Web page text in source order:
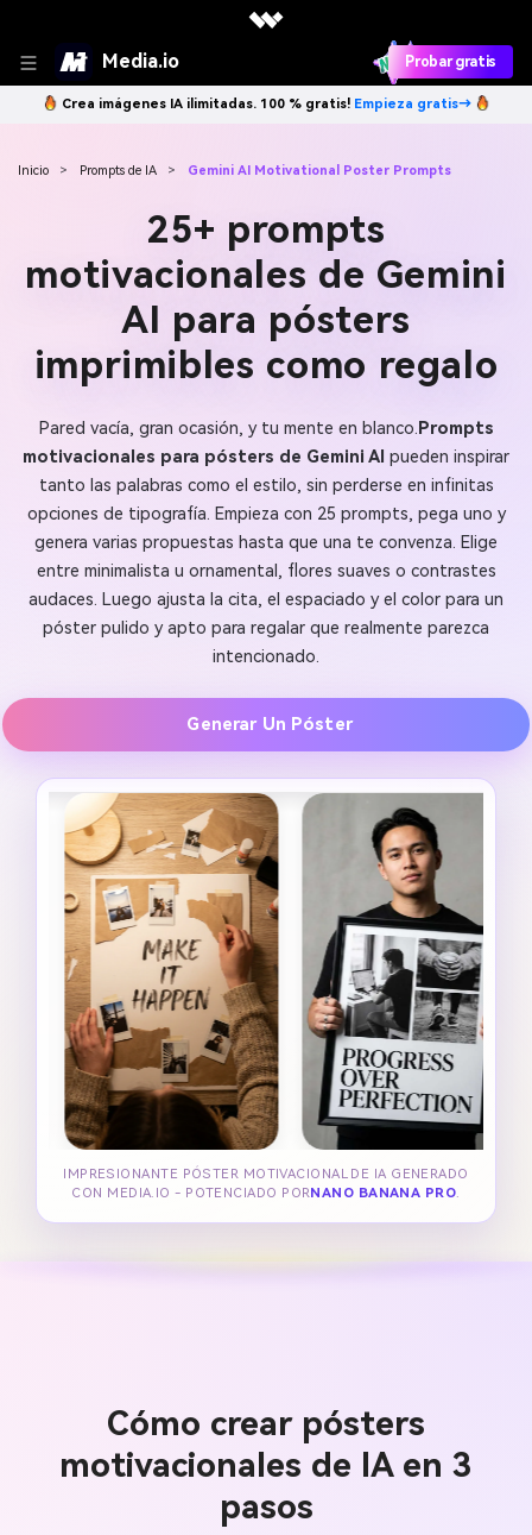
Media.io Probar gratis
Crea imágenes IA ilimitadas. 100 % gratis! Empieza gratis→
Inicio > Prompts de IA > Gemini AI Motivational Poster Prompts
25+ prompts
motivacionales de Gemini
AI para pósters
imprimibles como regalo
Pared vacía, gran ocasión, y tu mente en blanco. Prompts
motivacionales para pósters de Gemini AI pueden inspirar
tanto las palabras como el estilo, sin perderse en infinitas
opciones de tipografía. Empieza con 25 prompts, pega uno y
genera varias propuestas hasta que una te convenza. Elige
entre minimalista u ornamental, flores suaves o contrastes
audaces. Luego ajusta la cita, el espaciado y el color para un
póster pulido y apto para regalar que realmente parezca
intencionado.
Generar Un Póster
IMPRESIONANTE PÓSTER MOTIVACIONAL DE IA GENERADO
CON MEDIA.IO - POTENCIADO PORNANO BANANA PRO.
Cómo crear pósters
motivacionales de IA en 3
pasos